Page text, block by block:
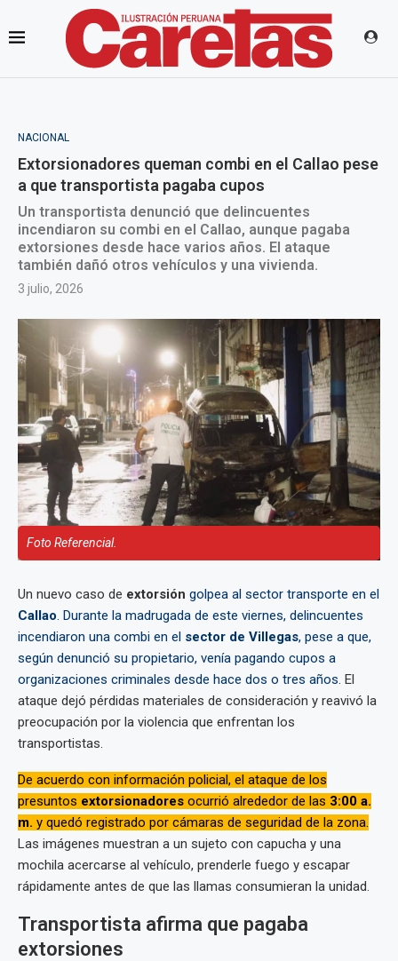
NACIONAL
Extorsionadores queman combi en el Callao pese
a que transportista pagaba cupos
Un transportista denunció que delincuentes
incendiaron su combi en el Callao, aunque pagaba
extorsiones desde hace varios años. El ataque
también dañó otros vehículos y una vivienda.
3 julio, 2026
Foto Referencial.
Un nuevo caso de extorsión golpea al sector transporte en el
Callao. Durante la madrugada de este viernes, delincuentes
incendiaron una combi en el sector de Villegas, pese a que,
según denunció su propietario, venía pagando cupos a
organizaciones criminales desde hace dos o tres años. El
ataque dejó pérdidas materiales de consideración y reavivó la
preocupación por la violencia que enfrentan los
transportistas.
De acuerdo con información policial, el ataque de los
presuntos extorsionadores ocurrió alrededor de las 3:00 a.
m. y quedó registrado por cámaras de seguridad de la zona.
Las imágenes muestran a un sujeto con capucha y una
mochila acercarse al vehículo, prenderle fuego y escapar
rápidamente antes de que las llamas consumieran la unidad.
Transportista afirma que pagaba
extorsiones